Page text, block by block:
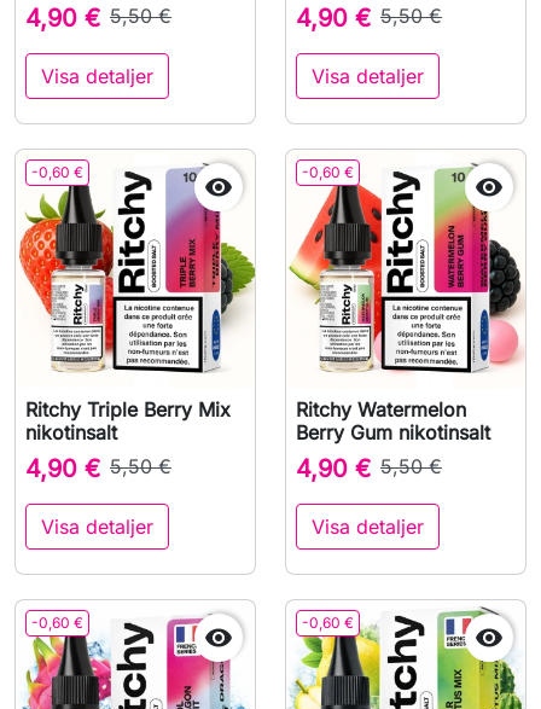
4,90 € 5,50 €
Visa detaljer
4,90 € 5,50 €
Visa detaljer
-0,60 € 
Ritchy Triple Berry Mix
nikotinsalt
4,90 € 5,50 €
Visa detaljer
-0,60 € 
Ritchy Watermelon
Berry Gum nikotinsalt
4,90 € 5,50 €
Visa detaljer
-0,60 €  -0,60 € 